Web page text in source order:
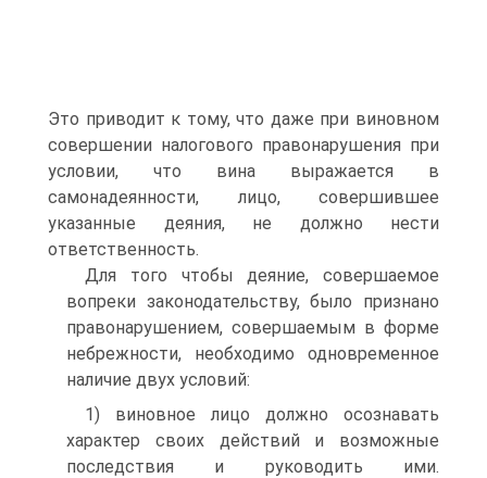
Это приводит к тому, что даже при виновном
совершении налогового правонарушения при
условии, что вина выражается в
самонадеянности, лицо, совершившее
указанные деяния, не должно нести
ответственность.
Для того чтобы деяние, совершаемое
вопреки законодательству, было признано
правонарушением, совершаемым в форме
небрежности, необходимо одновременное
наличие двух условий:
1) виновное лицо должно осознавать
характер своих действий и возможные
последствия и руководить ими.